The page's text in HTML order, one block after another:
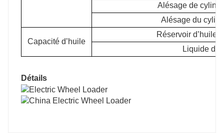
Alésage de
Alésage du
Capacité d’huile
Réservoir d’huile
Liquide de
Détails